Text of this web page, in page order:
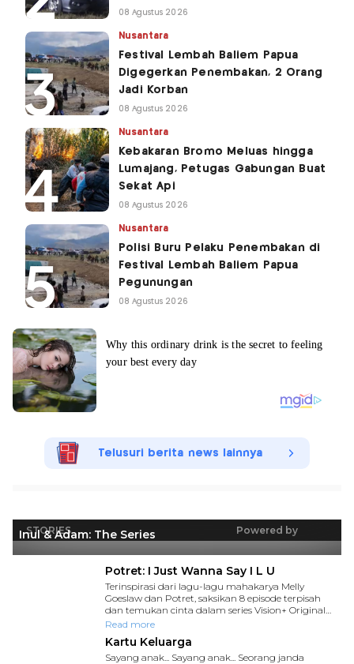
08 Agustus 2026
Nusantara
Festival Lembah Baliem Papua
Digegerkan Penembakan, 2 Orang
Jadi Korban
08 Agustus 2026
Nusantara
Kebakaran Bromo Meluas hingga
Lumajang, Petugas Gabungan Buat
Sekat Api
08 Agustus 2026
Nusantara
Polisi Buru Pelaku Penembakan di
Festival Lembah Baliem Papua
Pegunungan
08 Agustus 2026
Telusuri berita news lainnya